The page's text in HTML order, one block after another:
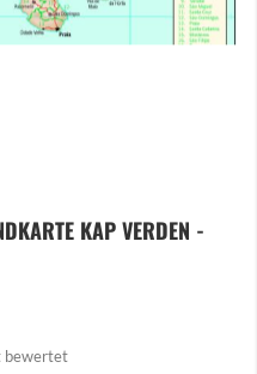
KAP VERDEN -
bewertet